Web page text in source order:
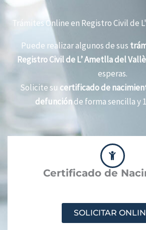
Trámites Online en Registro Civil de
Puede realizar algunos de sus
Registro Civil de L’ Ametlla del
esperas.
Solicite su certificado de
defunciónde forma sencilla y
Certificado de
SOLICITAR